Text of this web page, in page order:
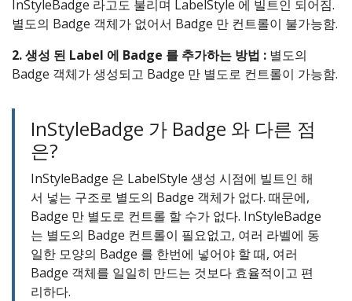
InStyleBadge 라고도 불리며 LabelStyle 에 빌트인 되어짐.
별도의 Badge 객체가 없어서 Badge 만 컨트롤이 불가능함.
2. 생성 된 Label 에 Badge 를 추가하는 방법 : 별도의
Badge 객체가 생성되고 Badge 만 별도로 컨트롤이 가능함.
InStyleBadge 가 Badge 와 다른 점
은?
InStyleBadge 은 LabelStyle 생성 시점에 빌트인 해
서 넣는 구조로 별도의 Badge 객체가 없다. 때문에,
Badge 만 별도로 컨트롤 할 수가 없다. InStyleBadge
는 별도의 Badge 컨트롤이 필요없고, 여러 라벨에 동
일한 모양의 Badge 를 한번에 넣어야 할 때, 여러
Badge 객체를 일일히 만드는 것보다 효율적이고 편
리하다.